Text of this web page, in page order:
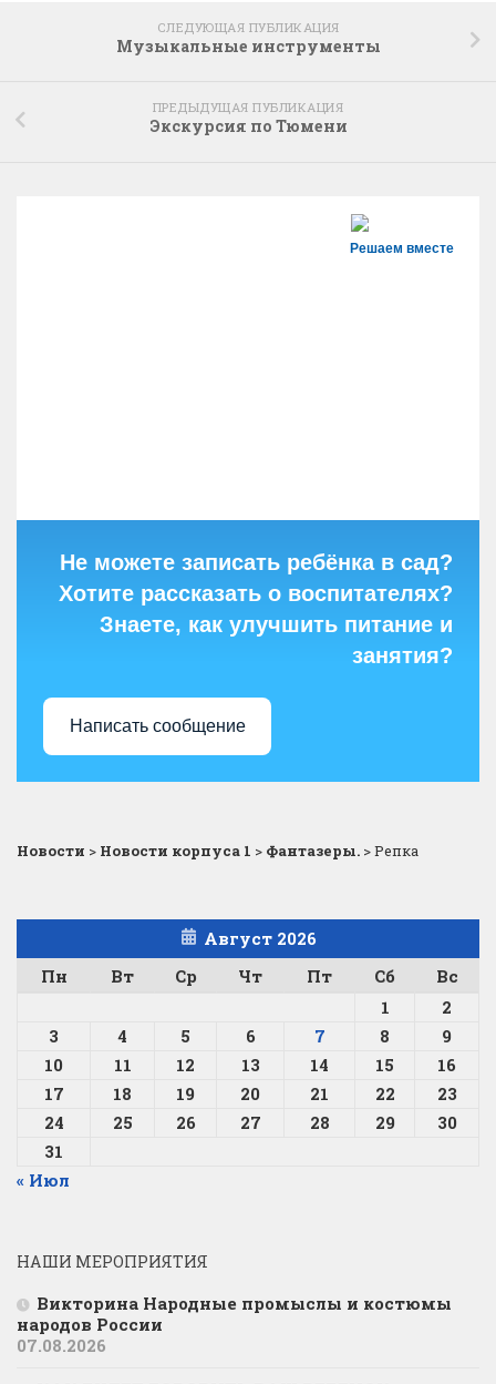
СЛЕДУЮЩАЯ ПУБЛИКАЦИЯ
Музыкальные инструменты
ПРЕДЫДУЩАЯ ПУБЛИКАЦИЯ
Экскурсия по Тюмени
Решаем вместе
Не можете записать ребёнка в сад?
Хотите рассказать о воспитателях?
Знаете, как улучшить питание и
занятия?
Написать сообщение
Новости > Новости корпуса 1 > Фантазеры. >Репка
Август 2026
Пн
Вт Ср Чт Пт Сб
Вс
1
2
3
4 5 6 7 8
9
10
11 12 13 14 15
16
17
18 19 20 21 22
23
24
25 26 27 28 29
30
31
« Июл
НАШИ МЕРОПРИЯТИЯ
Викторина Народные промыслы и костюмы
народов России
07.08.2026